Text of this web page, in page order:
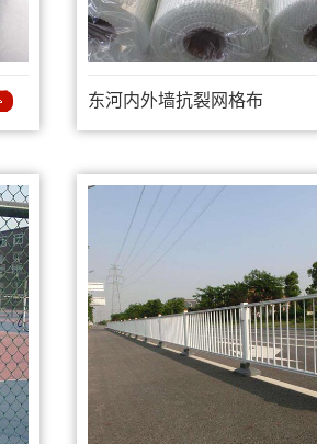
东河内外墙抗裂网格布